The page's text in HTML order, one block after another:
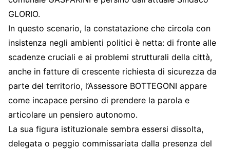
GLORIO.
In questo scenario, la constatazione che circola con
insistenza negli ambienti politici è netta: di fronte alle
scadenze cruciali e ai problemi strutturali della città,
anche in fatture di crescente richiesta di sicurezza da
parte del territorio, l’Assessore BOTTEGONI appare
come incapace persino di prendere la parola e
articolare un pensiero autonomo.
La sua figura istituzionale sembra essersi dissolta,
delegata o peggio commissariata dalla presenza del